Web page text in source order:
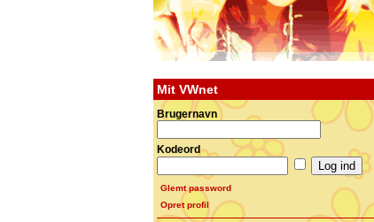
Mit VWnet
Brugernavn
Kodeord
Glemt password
Opret profil